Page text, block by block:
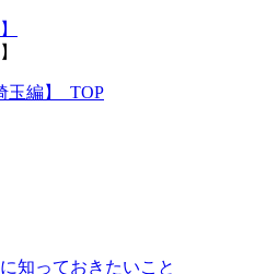
玉編】_TOP
知っておきたいこと